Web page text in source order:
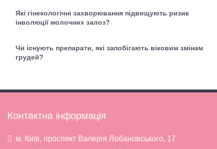
Які гінекологічні захворювання підвищують ризик
інволюції молочних залоз?
Чи існують препарати, які запобігають віковим змінам
грудей?
Контактна інформація
м. Київ, проспект Валерія Лобановського, 17